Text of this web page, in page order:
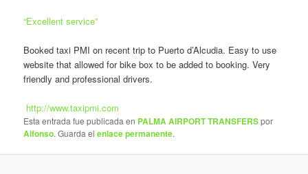
“Excellent service”
Booked taxi PMI on recent trip to Puerto d’Alcudia. Easy to use
website that allowed for bike box to be added to booking. Very
friendly and professional drivers.
http://www.taxipmi.com
Esta entrada fue publicada en PALMA AIRPORT TRANSFERSpor
Alfonso. Guarda elenlace permanente.